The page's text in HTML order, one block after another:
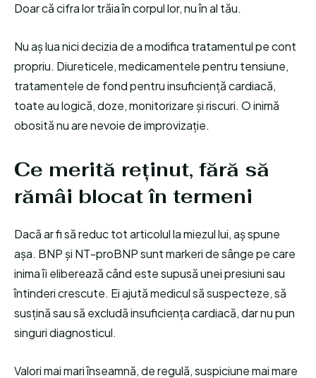
Doar că cifra lor trăia în corpul lor, nu în al tău.
Nu aș lua nici decizia de a modifica tratamentul pe cont
propriu. Diureticele, medicamentele pentru tensiune,
tratamentele de fond pentru insuficiență cardiacă,
toate au logică, doze, monitorizare și riscuri. O inimă
obosită nu are nevoie de improvizație.
Ce merită reținut, fără să
rămâi blocat în termeni
Dacă ar fi să reduc tot articolul la miezul lui, aș spune
așa. BNP și NT-proBNP sunt markeri de sânge pe care
inima îi eliberează când este supusă unei presiuni sau
întinderi crescute. Ei ajută medicul să suspecteze, să
susțină sau să excludă insuficiența cardiacă, dar nu pun
singuri diagnosticul.
Valori mai mari înseamnă, de regulă, suspiciune mai mare